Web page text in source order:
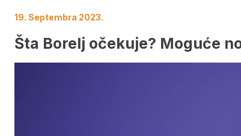
19. Septembra 2023.
Šta Borelj očekuje? Moguće